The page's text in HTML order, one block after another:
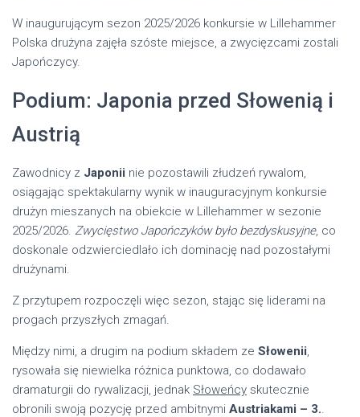
W inaugurującym sezon 2025/2026 konkursie w Lillehammer
Polska drużyna zajęła szóste miejsce, a zwycięzcami zostali
Japończycy.
Podium: Japonia przed Słowenią i
Austrią
Zawodnicy z Japonii nie pozostawili złudzeń rywalom,
osiągając spektakularny wynik w inauguracyjnym konkursie
drużyn mieszanych na obiekcie w Lillehammer w sezonie
2025/2026. Zwycięstwo Japończyków było bezdyskusyjne, co
doskonale odzwierciedlało ich dominację nad pozostałymi
drużynami.
Z przytupem rozpoczęli więc sezon, stając się liderami na
progach przyszłych zmagań.
Między nimi, a drugim na podium składem ze Słowenii,
rysowała się niewielka różnica punktowa, co dodawało
dramaturgii do rywalizacji, jednak Słoweńcy skutecznie
obronili swoją pozycję przed ambitnymi Austriakami – 3..